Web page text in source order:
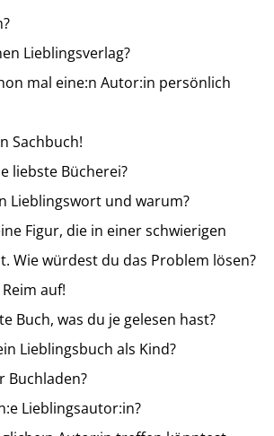
Lieblingsverlag?
mal eine:n Autor:in persönlich
Sachbuch!
liebste Bücherei?
Lieblingswort und warum?
Figur, die in einer schwierigen
Wie würdest du das Problem lösen?
auf!
Buch, was du je gelesen hast?
Lieblingsbuch als Kind?
Buchladen?
Lieblingsautor:in?